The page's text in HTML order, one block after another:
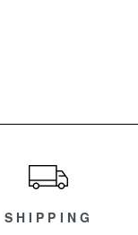
SHIPPING